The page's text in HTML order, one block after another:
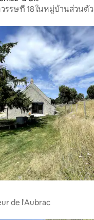
รรษที่ 18 ในหมู่บ้านส่วนตัว
de l'Aubrac